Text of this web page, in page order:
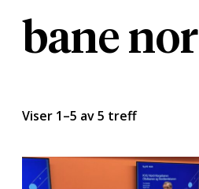
bane nor
Viser 1–5 av 5 treff